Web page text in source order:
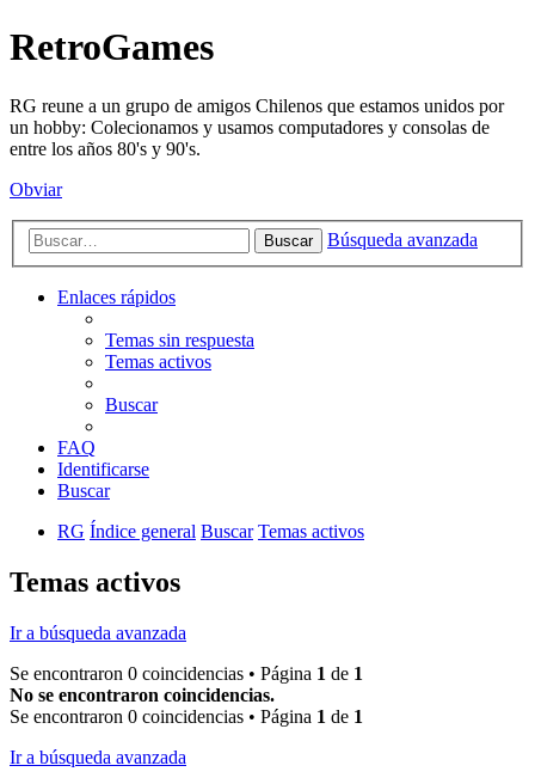
RetroGames
RG reune a un grupo de amigos Chilenos que estamos unidos por
un hobby: Colecionamos y usamos computadores y consolas de
entre los años 80's y 90's.
Obviar
Buscar Búsqueda avanzada
Enlaces rápidos
Temas sin respuesta
Temas activos
Buscar
FAQ
Identificarse
Buscar
RG Índice general Buscar Temas activos
Temas activos
Ir a búsqueda avanzada
Se encontraron 0 coincidencias • Página 1 de 1
No se encontraron coincidencias.
Se encontraron 0 coincidencias • Página 1 de 1
Ir a búsqueda avanzada